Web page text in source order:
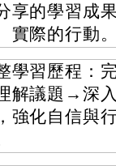
享的學習成
實際的行動。
學習歷程：
理解議題→深
強化自信與